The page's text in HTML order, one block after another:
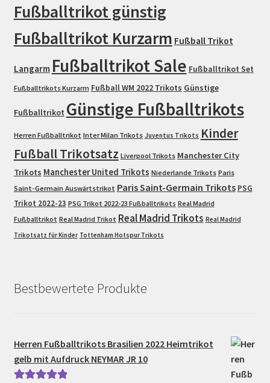
Fußballtrikot günstig
Fußballtrikot Kurzarm Fußball Trikot
Langarm Fußballtrikot Sale Fußballtrikot Set
Fußballtrikots Kurzarm Fußball WM 2022 Trikots Günstige
Fußballtrikot Günstige Fußballtrikots
Herren Fußballtrikot Inter Milan Trikots Juventus Trikots Kinder
Fußball Trikotsatz Liverpool Trikots Manchester City
Trikots Manchester United Trikots Niederlande Trikots Paris
Saint-Germain Auswärtstrikot Paris Saint-Germain Trikots PSG
Trikot 2022-23 PSG Trikot 2022-23 Fußballtrikots Real Madrid
Fußballtrikot Real Madrid Trikot Real Madrid Trikots Real Madrid
Trikotsatz für Kinder Tottenham Hotspur Trikots
Bestbewertete Produkte
Herren Fußballtrikots Brasilien 2022 Heimtrikot
gelb mit Aufdruck NEYMAR JR 10